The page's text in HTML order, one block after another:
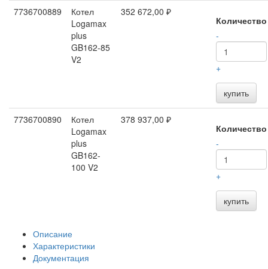
7736700889
Котел
Logamax
plus
GB162-85
V2
352 672,00 ₽
Количество
-
+
купить
7736700890
Котел
Logamax
plus
GB162-
100 V2
378 937,00 ₽
Количество
-
+
купить
Описание
Характеристики
Документация